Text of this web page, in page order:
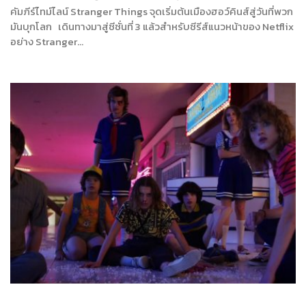
คัมภีร์ไทม์ไลน์ Stranger Things จุดเริ่มต้นเมืองฮอว์คินส์สู่วันที่พวก
มันบุกโลก เดินทางมาสู่ซีซั่นที่ 3 แล้วสำหรับซีรีส์แนวหน้าของ Netflix
อย่าง Stranger…